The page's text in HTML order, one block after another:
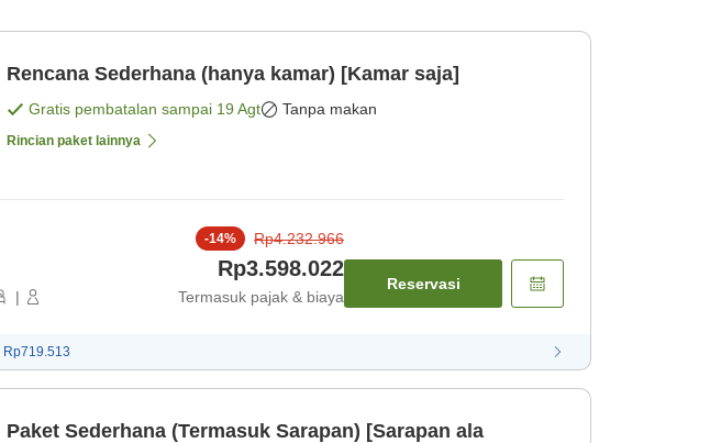
Rencana Sederhana (hanya kamar) [Kamar saja]
Gratis pembatalan sampai 19 Agt Tanpa makan
Rincian paket lainnya
|
-14% Rp4.232.966
Rp3.598.022
Termasuk pajak & biaya
Reservasi
Rp719.513
Paket Sederhana (Termasuk Sarapan) [Sarapan ala